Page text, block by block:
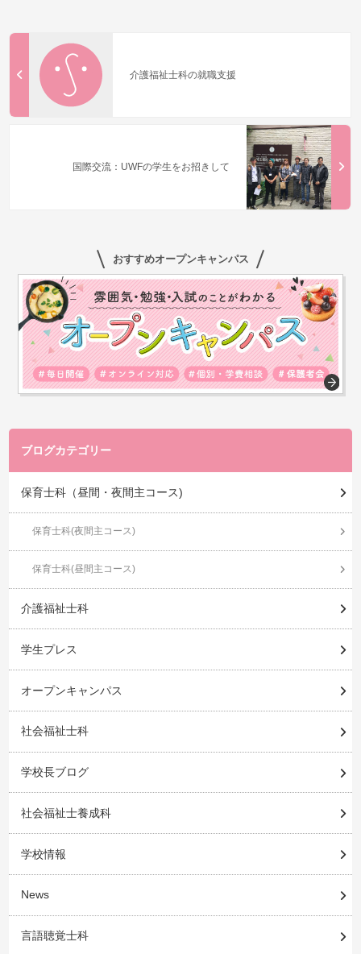
介護福祉士科の就職支援
国際交流：UWFの学生をお招きして
おすすめオープンキャンパス
ブログカテゴリー
保育士科（昼間・夜間主コース)
保育士科(夜間主コース)
保育士科(昼間主コース)
介護福祉士科
学生プレス
オープンキャンパス
社会福祉士科
学校長ブログ
社会福祉士養成科
学校情報
News
言語聴覚士科